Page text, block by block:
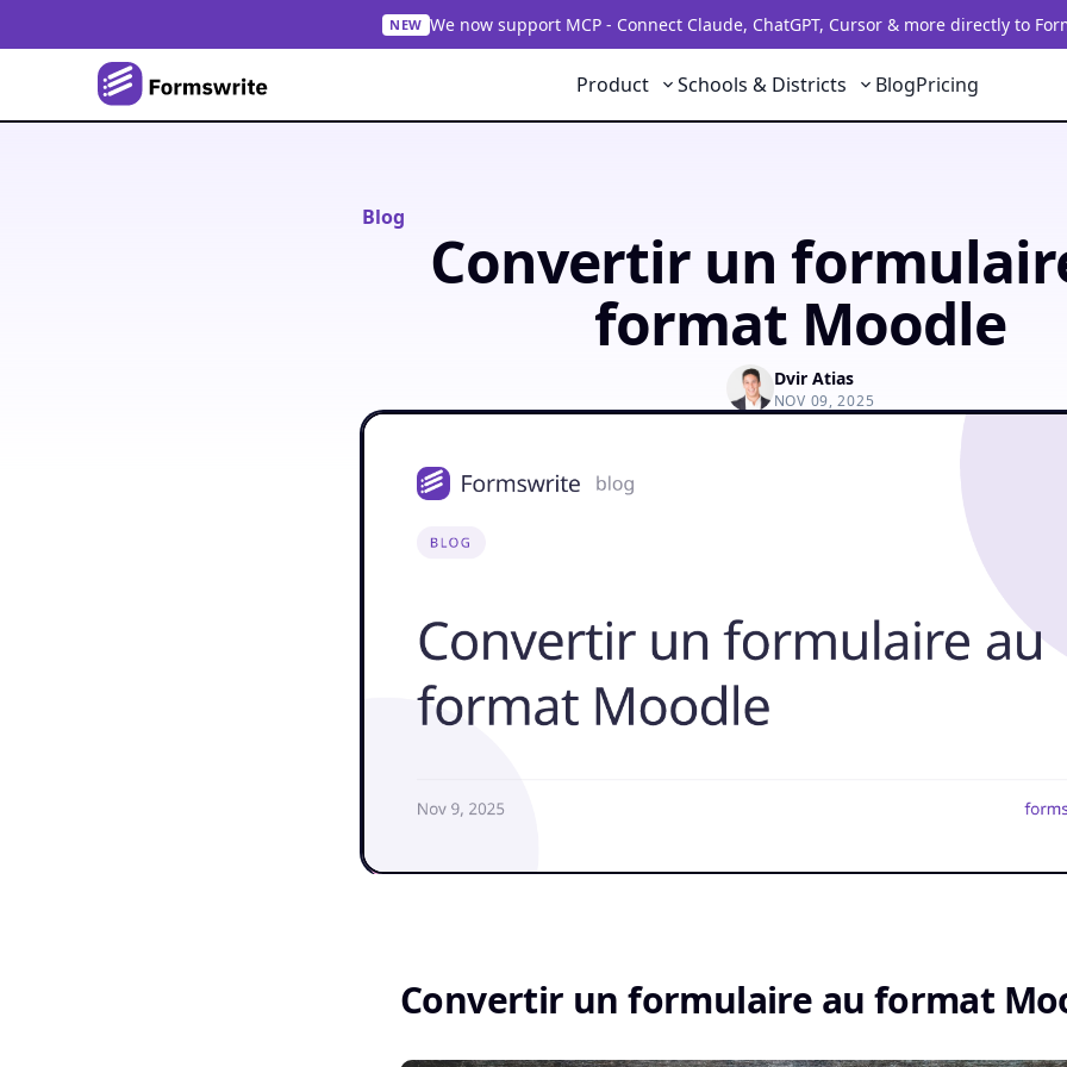
NEW We now support MCP - Connect Claude, ChatGPT, Cursor & more directly to
Product Schools & Districts BlogPricing
Blog
Convertir un
format Moodle
Dvir Atias
NOV 09, 2025
Convertir un formulaire au format